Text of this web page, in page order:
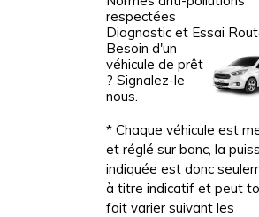
respectées
Diagnostic et Essai
Besoin d'un
véhicule de prêt
? Signalez-le
nous.
* Chaque véhicule est
et réglé sur banc, la
indiquée est donc
à titre indicatif et peut
fait varier suivant les